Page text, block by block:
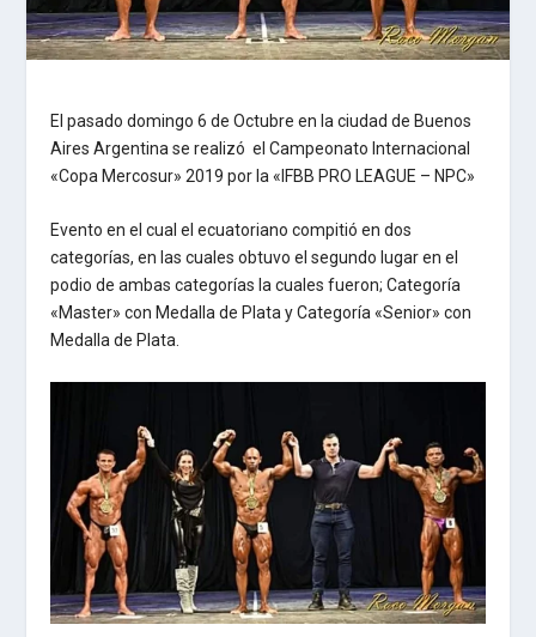
El pasado domingo 6 de Octubre en la ciudad de Buenos
Aires Argentina se realizó el Campeonato Internacional
«Copa Mercosur» 2019 por la «IFBB PRO LEAGUE – NPC»
Evento en el cual el ecuatoriano compitió en dos
categorías, en las cuales obtuvo el segundo lugar en el
podio de ambas categorías la cuales fueron; Categoría
«Master» con Medalla de Plata y Categoría «Senior» con
Medalla de Plata.